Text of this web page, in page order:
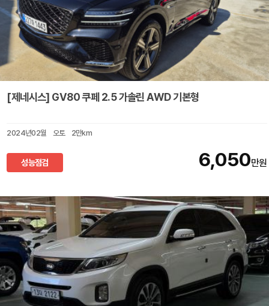
[제네시스] GV80 쿠페 2.5 가솔린 AWD 기본형
2024년02월 오토 2만km
성능점검 6,050만원